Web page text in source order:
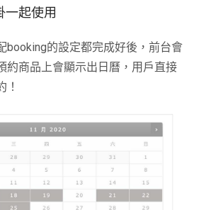
一起使用
booking的設定都完成好後，前台會
約商品上會顯示出日曆，用戶直接
！